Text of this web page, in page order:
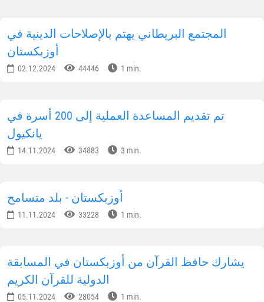
المجتمع البريطاني يهتم بالإصلاحات الدينية في
أوزبكستان
02.12.2024 44446 1 min.
تم تقديم المساعدة العملية إلى 200 أسرة في
يانكيول
14.11.2024 34883 3 min.
أوزبكستان - بلد متسامح
11.11.2024 33228 1 min.
يشارك حافظ القرآن من أوزبكستان في المسابقة
الدولية للقرآن الكريم
05.11.2024 28054 1 min.